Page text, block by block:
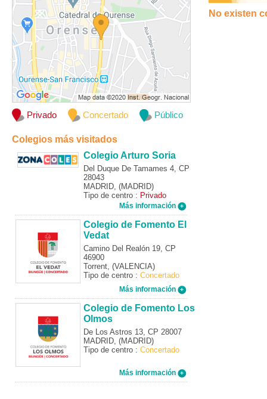
Privado Concertado Público
Colegios más visitados
Colegio Arturo Soria
Del Duque De Tamames 4, CP
28043
MADRID, (MADRID)
Tipo de centro : Privado
Más información
Colegio de Fomento El
Vedat
Camino Del Realón 19, CP
46900
Torrent, (VALENCIA)
Tipo de centro : Concertado
Más información
Colegio de Fomento Los
Olmos
De Los Astros 13, CP 28007
MADRID, (MADRID)
Tipo de centro : Concertado
Más información
No existen